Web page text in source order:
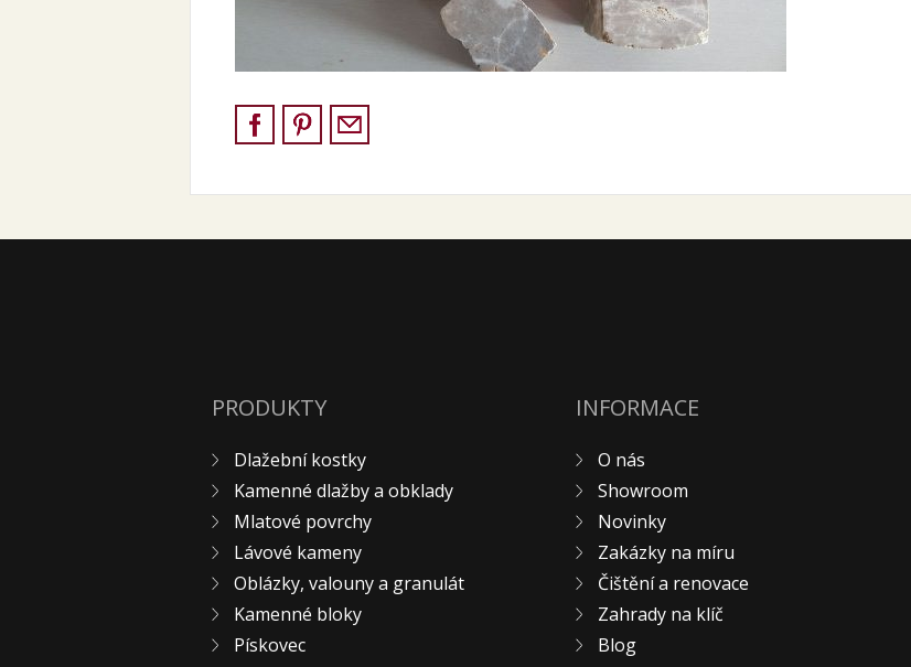
PRODUKTY
Dlažební kostky
Kamenné dlažby a obklady
Mlatové povrchy
Lávové kameny
Oblázky, valouny a granulát
Kamenné bloky
Pískovec
INFORMACE
O nás
Showroom
Novinky
Zakázky na míru
Čištění a renovace
Zahrady na klíč
Blog